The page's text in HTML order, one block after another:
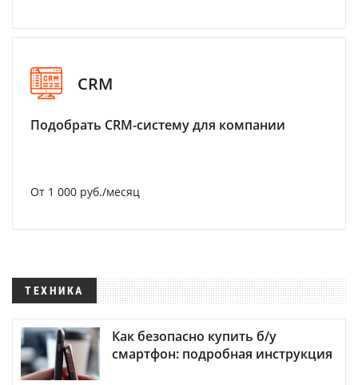
CRM
Подобрать CRM-систему для компании
От 1 000 руб./месяц
ТЕХНИКА
Как безопасно купить б/у
смартфон: подробная инструкция